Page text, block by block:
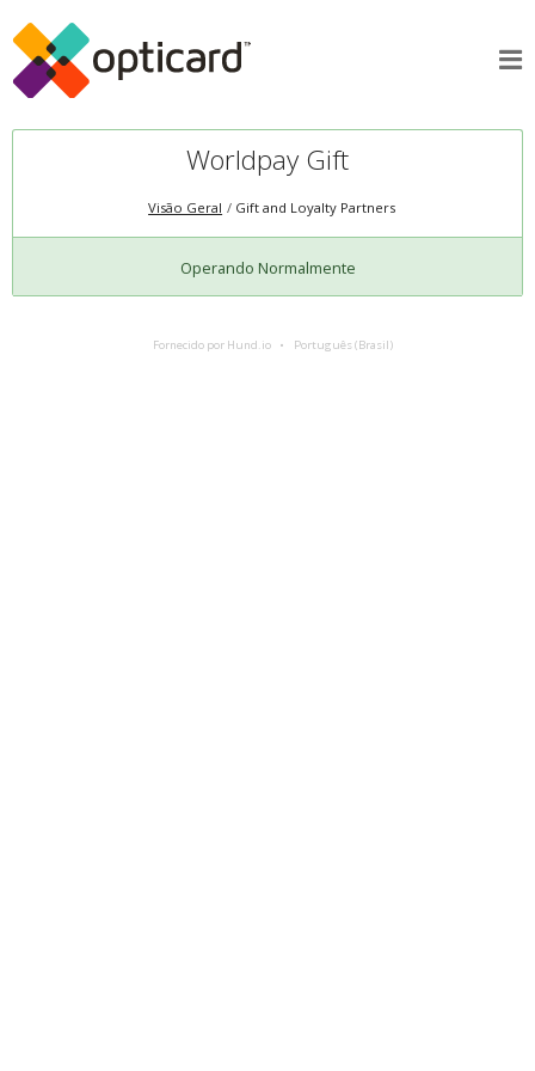
Worldpay Gift
Visão Geral Gift and Loyalty Partners
Operando Normalmente
Fornecido por Hund.io Português (Brasil)